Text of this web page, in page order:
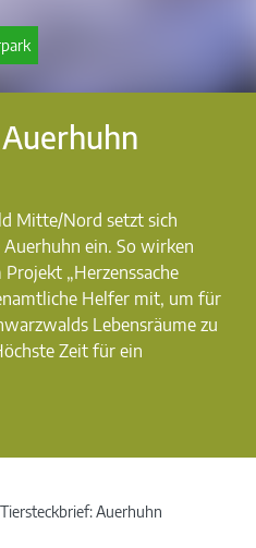
Mitte/Nord setzt sich
ein. So wirken
„Herzenssache
Helfer mit, um für
Lebensräume zu
Zeit für ein
Tiersteckbrief: Auerhuhn